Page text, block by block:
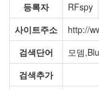
등록자
RFspy
사이트주소
http://
검색단어
모뎀
검색추가